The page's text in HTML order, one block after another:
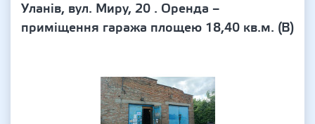
Уланів, вул. Миру, 20 . Оренда –
приміщення гаража площею 18,40 кв.м. (В)